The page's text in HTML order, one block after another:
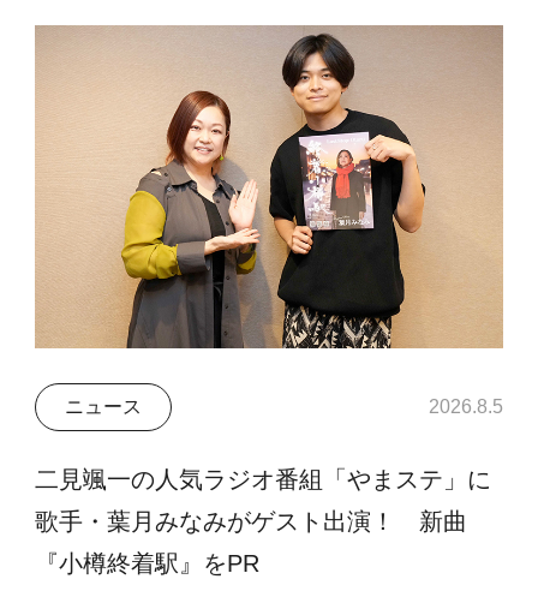
ニュース 2026.8.5
二見颯一の人気ラジオ番組「やまステ」に
歌手・葉月みなみがゲスト出演！ 新曲
『小樽終着駅』をPR